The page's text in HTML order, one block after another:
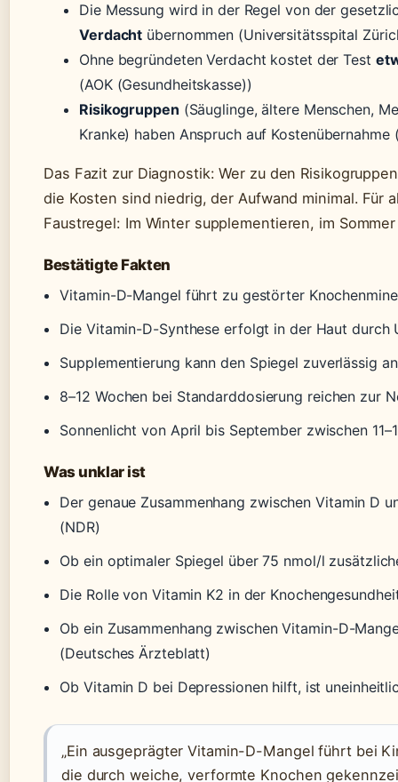
Die Messung wird in der Regel von der
Verdacht übernommen (Universitätsspital
Ohne begründeten Verdacht kostet der Test
(AOK (Gesundheitskasse))
Risikogruppen (Säuglinge, ältere Menschen,
Kranke) haben Anspruch auf
Das Fazit zur Diagnostik: Wer zu den
die Kosten sind niedrig, der Aufwand minimal. Für
Faustregel: Im Winter supplementieren, im
Bestätigte Fakten
Vitamin-D-Mangel führt zu gestörter
Die Vitamin-D-Synthese erfolgt in der Haut durch
Supplementierung kann den Spiegel zuverlässig
8–12 Wochen bei Standarddosierung reichen zur
Sonnenlicht von April bis September zwischen
Was unklar ist
Der genaue Zusammenhang zwischen Vitamin D
(NDR)
Ob ein optimaler Spiegel über 75 nmol/l
Die Rolle von Vitamin K2 in der
Ob ein Zusammenhang zwischen Vitamin-D-
(Deutsches Ärzteblatt)
Ob Vitamin D bei Depressionen hilft, ist
„Ein ausgeprägter Vitamin-D-Mangel führt bei
die durch weiche, verformte Knochen